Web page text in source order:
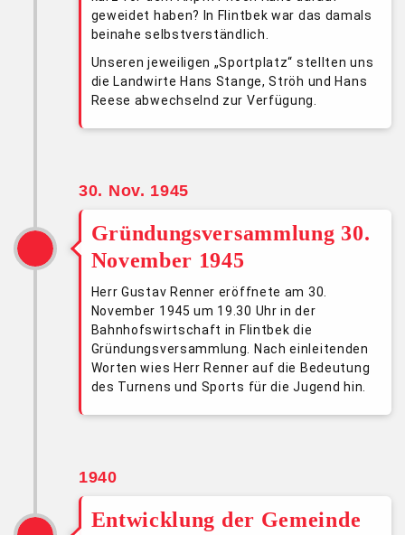
geweidet haben? In Flintbek war das damals
beinahe selbstverständlich.
Unseren jeweiligen „Sportplatz“ stellten uns
die Landwirte Hans Stange, Ströh und Hans
Reese abwechselnd zur Verfügung.
30. Nov. 1945
Gründungsversammlung 30.
November 1945
Herr Gustav Renner eröffnete am 30.
November 1945 um 19.30 Uhr in der
Bahnhofswirtschaft in Flintbek die
Gründungsversammlung. Nach einleitenden
Worten wies Herr Renner auf die Bedeutung
des Turnens und Sports für die Jugend hin.
1940
Entwicklung der Gemeinde